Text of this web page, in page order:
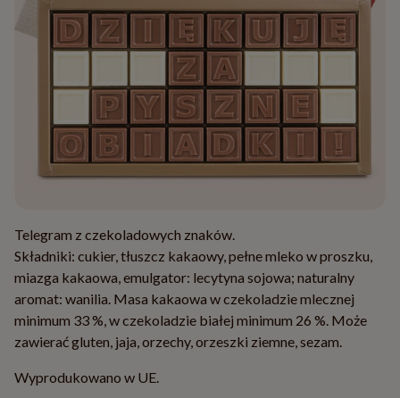
Telegram z czekoladowych znaków.
Składniki: cukier, tłuszcz kakaowy, pełne mleko w proszku,
miazga kakaowa, emulgator: lecytyna sojowa; naturalny
aromat: wanilia. Masa kakaowa w czekoladzie mlecznej
minimum 33 %, w czekoladzie białej minimum 26 %. Może
zawierać gluten, jaja, orzechy, orzeszki ziemne, sezam.
Wyprodukowano w UE.